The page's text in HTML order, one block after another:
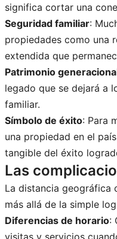
significa cortar una
Seguridad familiar:
propiedades como una
extendida que
Patrimonio
legado que se dejará a
familiar.
Símbolo de éxito: Para
una propiedad en el
tangible del éxito
Las
La distancia geográfica
más allá de la simple
Diferencias de horario:
visitas y servicios